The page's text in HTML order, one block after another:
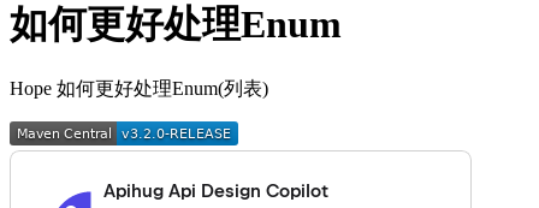
如何更好处理Enum
Hope 如何更好处理Enum(列表)